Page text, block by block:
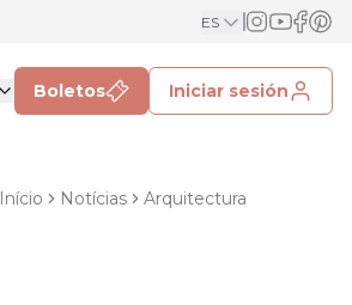
ES
Boletos Iniciar sesión
Início Notícias Arquitectura